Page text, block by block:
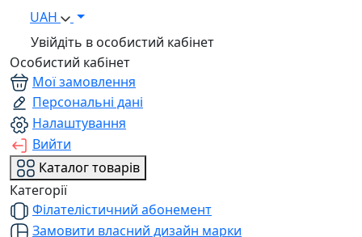
UAH
Увійдіть в особистий кабінет
Особистий кабінет
Мої замовлення
Персональні дані
Налаштування
Вийти
Каталог товарів
Категорії
Філателістичний абонемент
Замовити власний дизайн марки